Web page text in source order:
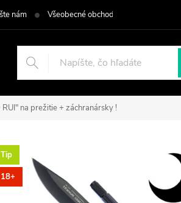
nám Všeobecné obchodné podmienky
na prežitie + záchranársky !
Tip
18+